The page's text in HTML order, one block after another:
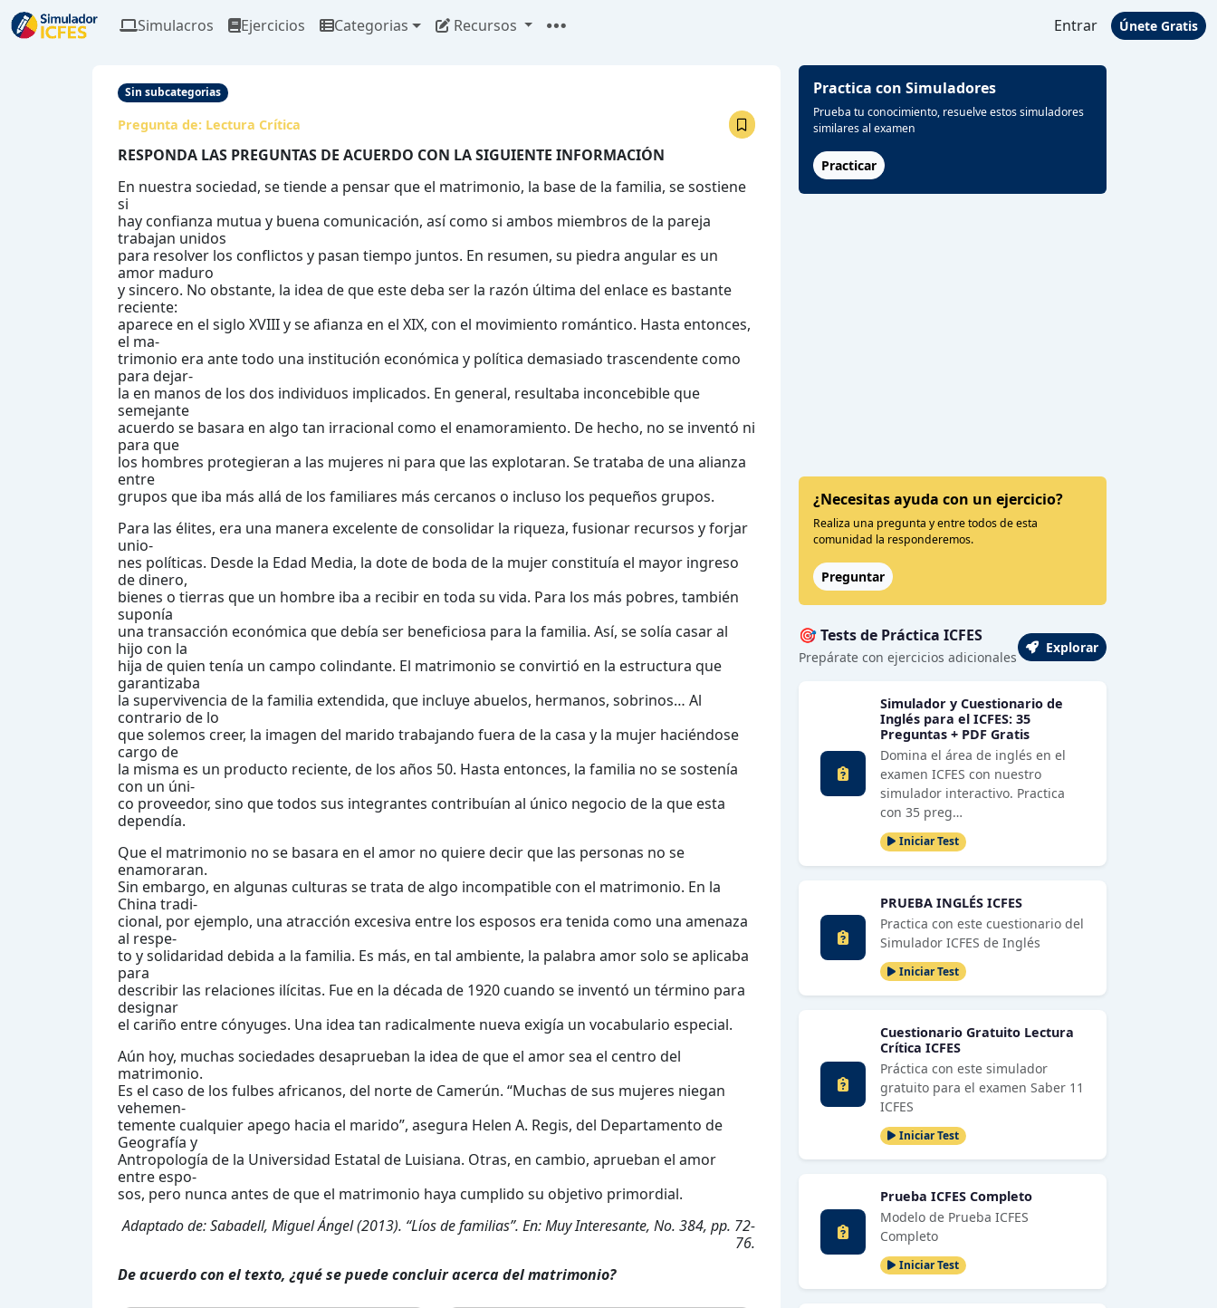
Simulacros Ejercicios Categorias Recursos Entrar Únete Gratis
Sin subcategorias
Pregunta de: Lectura Crítica
RESPONDA LAS PREGUNTAS DE ACUERDO CON LA SIGUIENTE INFORMACIÓN
En nuestra sociedad, se tiende a pensar que el matrimonio, la base de la familia, se sostiene
si
hay confianza mutua y buena comunicación, así como si ambos miembros de la pareja
trabajan unidos
para resolver los conflictos y pasan tiempo juntos. En resumen, su piedra angular es un
amor maduro
y sincero. No obstante, la idea de que este deba ser la razón última del enlace es bastante
reciente:
aparece en el siglo XVIII y se afianza en el XIX, con el movimiento romántico. Hasta entonces,
el ma-
trimonio era ante todo una institución económica y política demasiado trascendente como
para dejar-
la en manos de los dos individuos implicados. En general, resultaba inconcebible que
semejante
acuerdo se basara en algo tan irracional como el enamoramiento. De hecho, no se inventó ni
para que
los hombres protegieran a las mujeres ni para que las explotaran. Se trataba de una alianza
entre
grupos que iba más allá de los familiares más cercanos o incluso los pequeños grupos.
Para las élites, era una manera excelente de consolidar la riqueza, fusionar recursos y forjar
unio-
nes políticas. Desde la Edad Media, la dote de boda de la mujer constituía el mayor ingreso
de dinero,
bienes o tierras que un hombre iba a recibir en toda su vida. Para los más pobres, también
suponía
una transacción económica que debía ser beneficiosa para la familia. Así, se solía casar al
hijo con la
hija de quien tenía un campo colindante. El matrimonio se convirtió en la estructura que
garantizaba
la supervivencia de la familia extendida, que incluye abuelos, hermanos, sobrinos… Al
contrario de lo
que solemos creer, la imagen del marido trabajando fuera de la casa y la mujer haciéndose
cargo de
la misma es un producto reciente, de los años 50. Hasta entonces, la familia no se sostenía
con un úni-
co proveedor, sino que todos sus integrantes contribuían al único negocio de la que esta
dependía.
Que el matrimonio no se basara en el amor no quiere decir que las personas no se
enamoraran.
Sin embargo, en algunas culturas se trata de algo incompatible con el matrimonio. En la
China tradi-
cional, por ejemplo, una atracción excesiva entre los esposos era tenida como una amenaza
al respe-
to y solidaridad debida a la familia. Es más, en tal ambiente, la palabra amor solo se aplicaba
para
describir las relaciones ilícitas. Fue en la década de 1920 cuando se inventó un término para
designar
el cariño entre cónyuges. Una idea tan radicalmente nueva exigía un vocabulario especial.
Aún hoy, muchas sociedades desaprueban la idea de que el amor sea el centro del
matrimonio.
Es el caso de los fulbes africanos, del norte de Camerún. “Muchas de sus mujeres niegan
vehemen-
temente cualquier apego hacia el marido”, asegura Helen A. Regis, del Departamento de
Geografía y
Antropología de la Universidad Estatal de Luisiana. Otras, en cambio, aprueban el amor
entre espo-
sos, pero nunca antes de que el matrimonio haya cumplido su objetivo primordial.
Adaptado de: Sabadell, Miguel Ángel (2013). “Líos de familias”. En: Muy Interesante, No. 384, pp. 72-
76.
De acuerdo con el texto, ¿qué se puede concluir acerca del matrimonio?
Practica con Simuladores
Prueba tu conocimiento, resuelve estos simuladores
similares al examen
Practicar
¿Necesitas ayuda con un ejercicio?
Realiza una pregunta y entre todos de esta
comunidad la responderemos.
Preguntar
🎯 Tests de Práctica ICFES
Prepárate con ejercicios adicionales
Explorar
Simulador y Cuestionario de
Inglés para el ICFES: 35
Preguntas + PDF Gratis
Domina el área de inglés en el
examen ICFES con nuestro
simulador interactivo. Practica
con 35 preg…
Iniciar Test
PRUEBA INGLÉS ICFES
Practica con este cuestionario del
Simulador ICFES de Inglés
Iniciar Test
Cuestionario Gratuito Lectura
Crítica ICFES
Práctica con este simulador
gratuito para el examen Saber 11
ICFES
Iniciar Test
Prueba ICFES Completo
Modelo de Prueba ICFES
Completo
Iniciar Test